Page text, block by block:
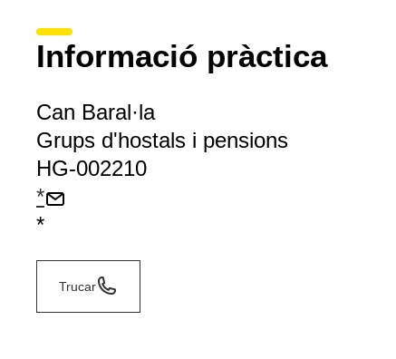
Informació pràctica
Can Baral·la
Grups d'hostals i pensions
HG-002210
*
*
Trucar